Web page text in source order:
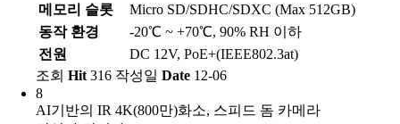
메모리 슬롯
Micro SD/SDHC/SDXC (Max 512GB)
동작 환경
-20℃ ~ +70℃, 90% RH 이하
전원
DC 12V, PoE+(IEEE802.3at)
조회 Hit 316 작성일 Date 12-06
8
AI기반의 IR 4K(800만)화소, 스피드 돔 카메라